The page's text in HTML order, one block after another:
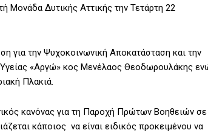
Μονάδα Δυτικής Αττικής την Τετάρτη 22
για την Ψυχοκοινωνική Αποκατάσταση και την
«Αργώ» κος Μενέλαος Θεοδωρουλάκης
Πλακιά.
κανόνας για τη Παροχή Πρώτων Βοηθειών σε
κάποιος να είναι ειδικός προκειμένου να